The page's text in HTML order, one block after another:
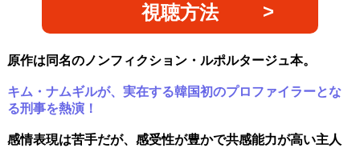
視聴方法
原作は同名のノンフィクション・ルポルタージュ本。
キム・ナムギルが、 実在する韓国初のプロファイラーとな
る刑事を熱演！
感情表現は苦手だが、感受性が豊かで共感能力が高い主人